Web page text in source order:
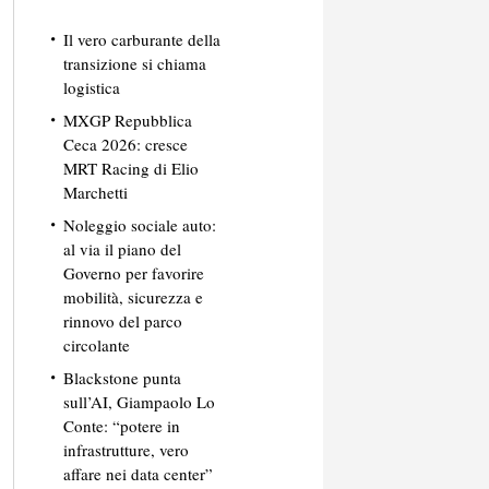
Il vero carburante della
transizione si chiama
logistica
MXGP Repubblica
Ceca 2026: cresce
MRT Racing di Elio
Marchetti
Noleggio sociale auto:
al via il piano del
Governo per favorire
mobilità, sicurezza e
rinnovo del parco
circolante
Blackstone punta
sull’AI, Giampaolo Lo
Conte: “potere in
infrastrutture, vero
affare nei data center”